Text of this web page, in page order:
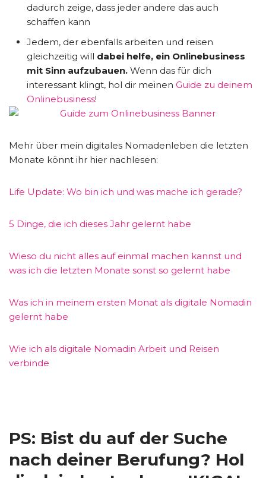
dadurch zeige, dass jeder andere das auch
schaffen kann
Jedem, der ebenfalls arbeiten und reisen
gleichzeitig will dabei helfe, ein Onlinebusiness
mit Sinn aufzubauen. Wenn das für dich
interessant klingt, hol dir meinen Guide zu deinem
Onlinebusiness!
Mehr über mein digitales Nomadenleben die letzten
Monate könnt ihr hier nachlesen:
Life Update: Wo bin ich und was mache ich gerade?
5 Dinge, die ich dieses Jahr gelernt habe
Wieso du nicht alles auf einmal machen kannst und
was ich die letzten Monate sonst so gelernt habe
Was ich in meinem ersten Monat als digitale Nomadin
gelernt habe
Wie ich als digitale Nomadin Arbeit und Reisen
verbinde
PS: Bist du auf der Suche
nach deiner Berufung? Hol